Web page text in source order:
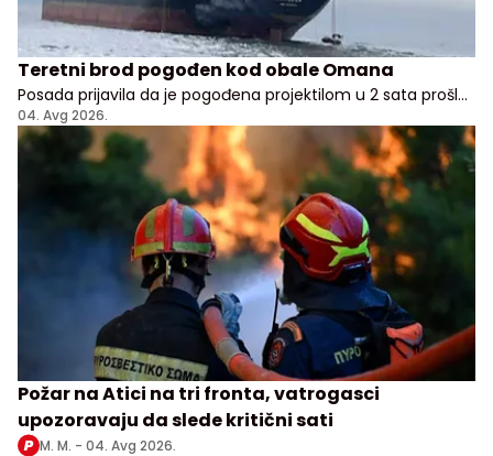
Teretni brod pogođen kod obale Omana
Posada prijavila da je pogođena projektilom u 2 sata prošle
noći, nema potvrde odakle je napad pokrenut
04. Avg 2026.
Požar na Atici na tri fronta, vatrogasci
upozoravaju da slede kritični sati
M. M. - 04. Avg 2026.